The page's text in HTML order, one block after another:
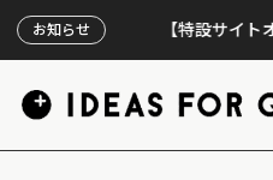
お知らせ【特設サイトオープン